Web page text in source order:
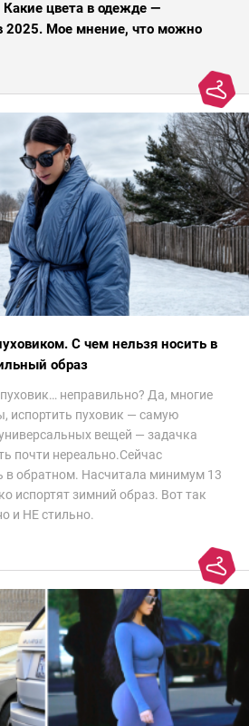
цвета в одежде —
2025. Мое мнение, что можно
С чем нельзя носить в
образ
неправильно? Да, многие
испортить пуховик — самую
вещей — задачка
почти нереально.Сейчас
в обратном. Насчитала минимум 13
испортят зимний образ. Вот так
и НЕ стильно.